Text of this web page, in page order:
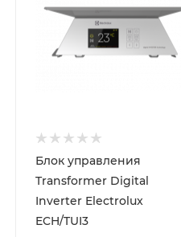
Блок управления
Transformer Digital
Inverter Electrolux
ECH/TUI3